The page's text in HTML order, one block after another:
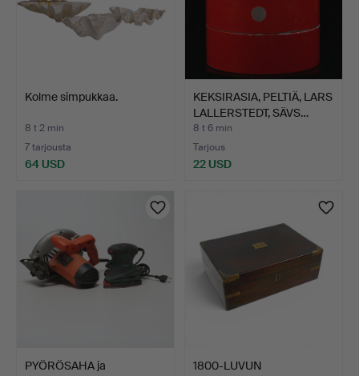
Kolme simpukkaa.
8 t 2 min
7 tarjousta
64 USD
KEKSIRASIA, PELTIÄ, LARS
LALLERSTEDT, SÄVS…
8 t 6 min
Tarjous
22 USD
PYÖRÖSAHA ja
1800-LUVUN